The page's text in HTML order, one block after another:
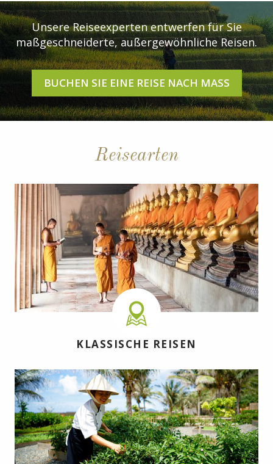
Unsere Reiseexperten entwerfen für Sie
maßgeschneiderte, außergewöhnliche Reisen.
BUCHEN SIE EINE REISE NACH MASS
Reisearten
KLASSISCHE REISEN